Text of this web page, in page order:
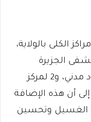
الكلى بالولاية،
الجزيرة
لأمراض وجراحة الكلى بمدينة ود مدني، و2 لمركز
أن هذه الإضافة
وتحسين